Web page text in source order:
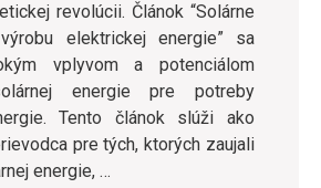
revolúcii. Článok “Solárne
elektrickej energie” sa
vplyvom a potenciálom
energie pre potreby
Tento článok slúži ako
pre tých, ktorých zaujali
energie, …